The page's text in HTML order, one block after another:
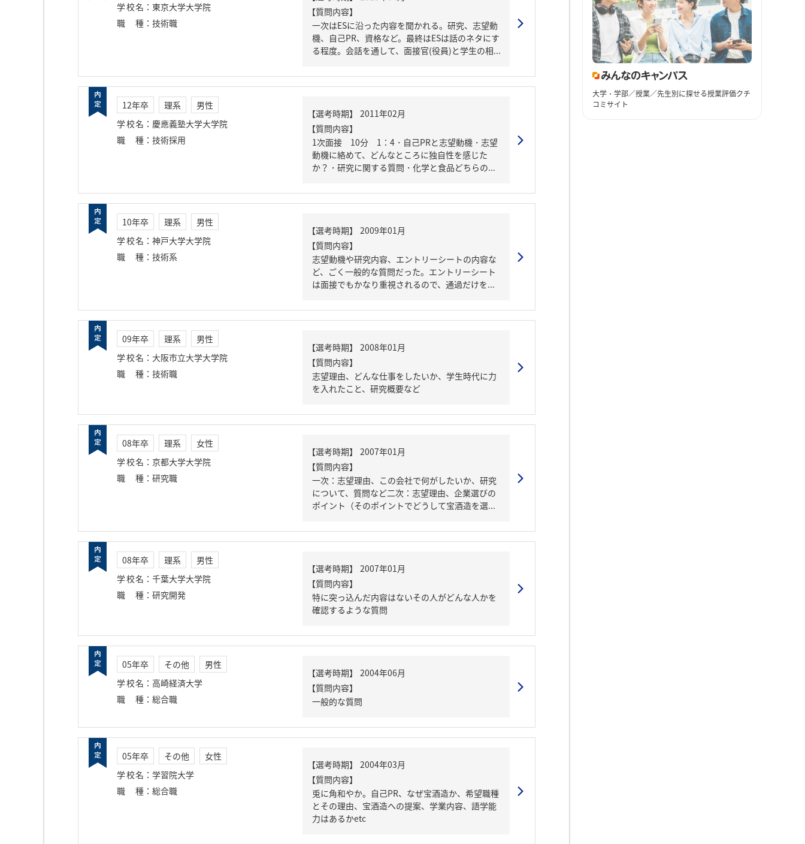
学校名 ： 東京大学大学院
職種 ： 技術職
【質問内容】
一次はESに沿った内容を聞かれる。研究、志望動
機、自己PR、資格など。最終はESは話のネタにす
る程度。会話を通して、面接官(役員)と学生の相...
12年卒 理系
男性
学校名 ： 慶應義塾大学大学院
職種 ： 技術採用
【質問内容】
1次面接 10分 1：4・自己PRと志望動機・志望
動機に絡めて、どんなところに独自性を感じた
か？・研究に関する質問・化学と食品どちらの...
10年卒 理系
男性
学校名 ： 神戸大学大学院
職種 ： 技術系
【質問内容】
志望動機や研究内容、エントリーシートの内容な
ど、ごく一般的な質問だった。エントリーシート
は面接でもかなり重視されるので、通過だけを...
09年卒 理系
男性
学校名 ： 大阪市立大学大学院
職種 ： 技術職
【質問内容】
志望理由、どんな仕事をしたいか、学生時代に力
を入れたこと、研究概要など
08年卒 理系
女性
学校名 ： 京都大学大学院
職種 ： 研究職
【質問内容】
一次：志望理由、この会社で何がしたいか、研究
について、質問など二次：志望理由、企業選びの
ポイント（そのポイントでどうして宝酒造を選...
08年卒 理系
男性
学校名 ： 千葉大学大学院
職種 ： 研究開発
【質問内容】
特に突っ込んだ内容はないその人がどんな人かを
確認するような質問
05年卒 その他
男性
学校名 ： 高崎経済大学
職種 ： 総合職
【質問内容】
一般的な質問
05年卒 その他
女性
学校名 ： 学習院大学
職種 ： 総合職
【質問内容】
兎に角和やか。自己PR、なぜ宝酒造か、希望職種
とその理由、宝酒造への提案、学業内容、語学能
力はあるかetc
大学・学部／授業／先生別に探せる授業評価クチ
コミサイト